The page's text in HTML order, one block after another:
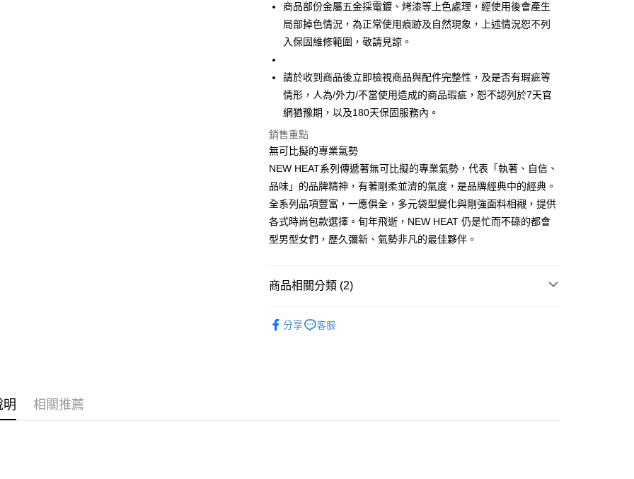
醒簡訊。
2.透過簡訊連結打開帳單後，可選擇「超商條碼／台灣大直營門市／銀行轉
【注意事項】
1.本服務係由「台灣大哥大股份有限公司」（以下簡稱本公司）所提供，讓
用戶於交易時，得透過本服務購買商品或服務，並由商店將買賣／分期付
款買賣價金債權讓與本公司後，依約使用本公司帳單繳交帳款。
2.基於同意付款使用「大哥付你分期」之契約關係目的，商店將以您的個人
用，由本公司與您本人進行分期帳單所需資料之確認、核對及更正。
3.完整用戶服務條款，請詳閱以下連結：
１．於結帳方式選擇「AFTEE先享後付」後，將跳轉至「AFTEE先享後
付」結帳頁面，進行簡訊認證並確認金額後，即可完成結帳。
２．訂單成立數日內，您將收到繳費通知簡訊。
３．收到繳費通知簡訊後14天內，點擊此簡訊中的連結，可透過四大超商
／ATM／網路銀行／等多元方式進行付款，方視為交易完成。
※ 請注意：結帳手續完成當下不需立刻繳費，但若您需要取消訂單，請聯
先享後付繳納相關費用。
※ 交易是否成功請以「AFTEE先享後付 」之結帳頁面顯示為準，若有關於
付客戶支援中心」
【注意事項】
１．透過由恩沛科技股份有限公司提供之「AFTEE先享後付」服務完成之
交易，需依本服務之必要範圍內提供個人資料，並將交易相關給付款項請
求債權轉讓予恩沛科技股份有限公司。
https://aftee.tw/terms/#terms3
３．未成年的使用者請事先徵得法定代理人或監護人之同意方可使用
４．使用「AFTEE先享後付」時，將依據個別帳號之用戶狀況，依本公司
即時審查核予不同之上限額度；若仍有額度不足之情形，本公司將視審查
形，恩沛科技股份有限公司將有權停止該用戶之使用額度並採取法律行
每筆NT$100，滿NT$1,200(含以上)免運費
京站台北店客服中心(1F星巴克旁) 即日起不提供京站紙袋，取件時
免運費
商品部份金屬五金採電鍍、烤漆等上色處理，經使用後會產生
局部掉色情況，為正常使用痕跡及自然現象，上述情況恕不列
入保固維修範圍，敬請見諒。
請於收到商品後立即檢視商品與配件完整性，及是否有瑕疵等
情形，人為/外力/不當使用造成的商品瑕疵，恕不認列於7天官
網猶豫期，以及180天保固服務內。
銷售重點
無可比擬的專業氣勢
NEW HEAT系列傳遞著無可比擬的專業氣勢，代表「執著、自信、
品味」的品牌精神，有著剛柔並濟的氣度，是品牌經典中的經典。
全系列品項豐富，一應俱全，多元袋型變化與剛強面料相襯，提供
各式時尚包款選擇。旬年飛逝，NEW HEAT 仍是忙而不碌的都會
型男型女們，歷久彌新、氣勢非凡的最佳夥伴。
商品相關分類 (2)
分享 客服
明 相關推薦